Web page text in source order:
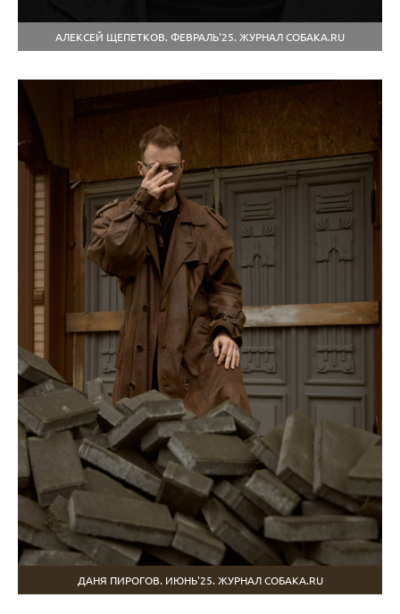
АЛЕКСЕЙ ЩЕПЕТКОВ. ФЕВРАЛЬ'25. ЖУРНАЛ СОБАКА.RU
ДАНЯ ПИРОГОВ. ИЮНЬ'25. ЖУРНАЛ СОБАКА.RU